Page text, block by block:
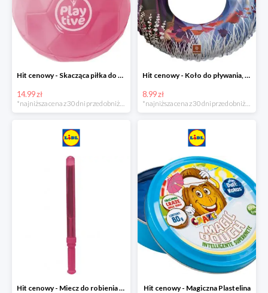
Hit cenowy - Skacząca piłka do wody lub superskacząca piłka
14.99 zł
*najniższa cena z 30 dni przed obniżką
Hit cenowy - Koło do pływania, rękawki lub piłka
8.99 zł
*najniższa cena z 30 dni przed obniżką
Hit cenowy - Miecz do robienia baniek mydlanych Hit cenowy - Magiczna Plastelina